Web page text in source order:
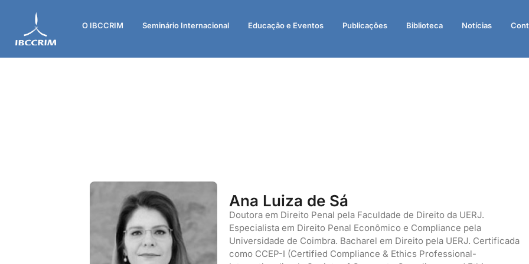
O IBCCRIM Seminário Internacional Educação e Eventos Publicações Biblioteca Notícias
Ana Luiza de Sá
Doutora em Direito Penal pela Faculdade de Direito da UERJ.
Especialista em Direito Penal Econômico e Compliance pela
Universidade de Coimbra. Bacharel em Direito pela UERJ. Certificada
como CCEP-I (Certified Compliance & Ethics Professional-